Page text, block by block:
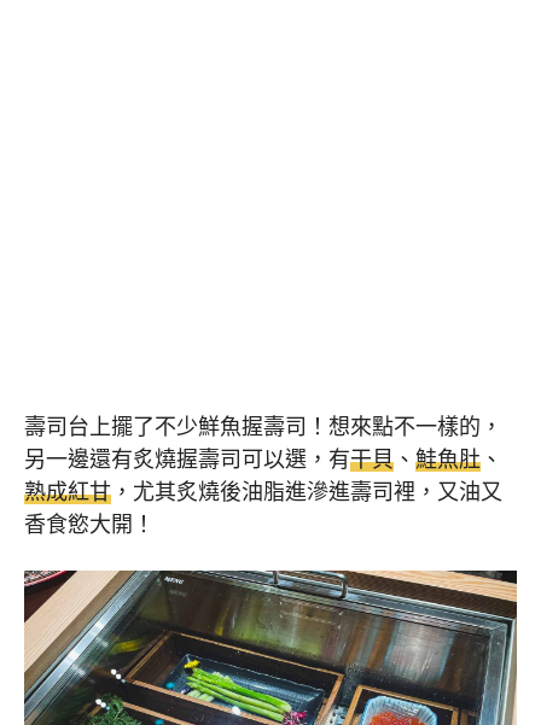
壽司台上擺了不少鮮魚握壽司！想來點不一樣的，
另一邊還有炙燒握壽司可以選，有干貝 、 鮭魚肚 、
熟成紅甘 ，尤其炙燒後油脂進滲進壽司裡，又油又
香食慾大開！